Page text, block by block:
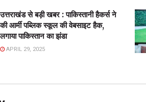
उत्तराखंड से बड़ी खबर : पाकिस्तानी हैकर्स ने
की आर्मी पब्लिक स्कूल की वेबसाइट हैक,
लगाया पाकिस्तान का झंडा
APRIL 29, 2025